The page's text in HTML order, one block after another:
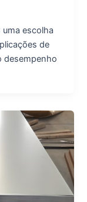
uma escolha
de
desempenho